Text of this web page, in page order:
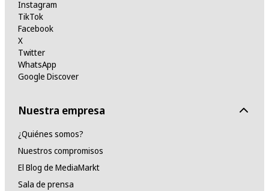
Instagram
TikTok
Facebook
X
Twitter
WhatsApp
Google Discover
Nuestra empresa
¿Quiénes somos?
Nuestros compromisos
El Blog de MediaMarkt
Sala de prensa